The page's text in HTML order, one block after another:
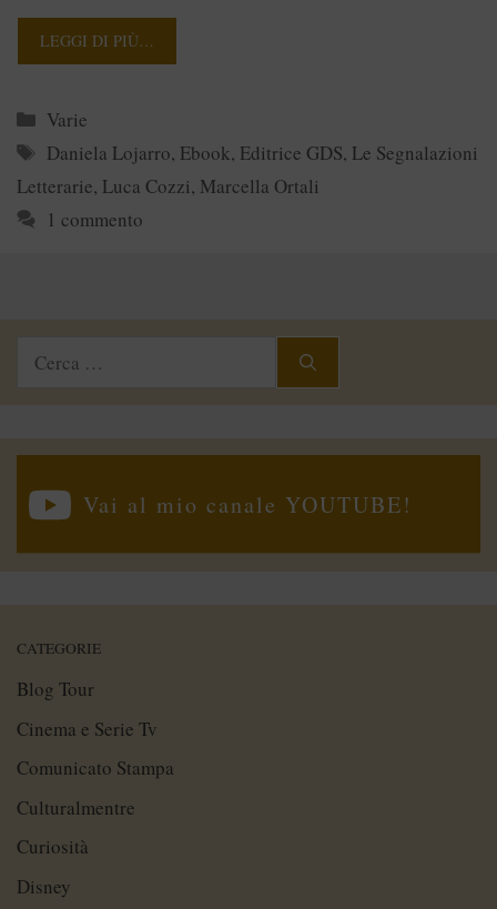
LEGGI DI PIÙ…
Categorie
Varie
Tag
Daniela Lojarro, Ebook, Editrice GDS, Le Segnalazioni
Letterarie, Luca Cozzi, Marcella Ortali
1 commento
Ricerca
Vai al mio canale YOUTUBE!
CATEGORIE
Blog Tour
Cinema e Serie Tv
Comunicato Stampa
Culturalmentre
Curiosità
Disney